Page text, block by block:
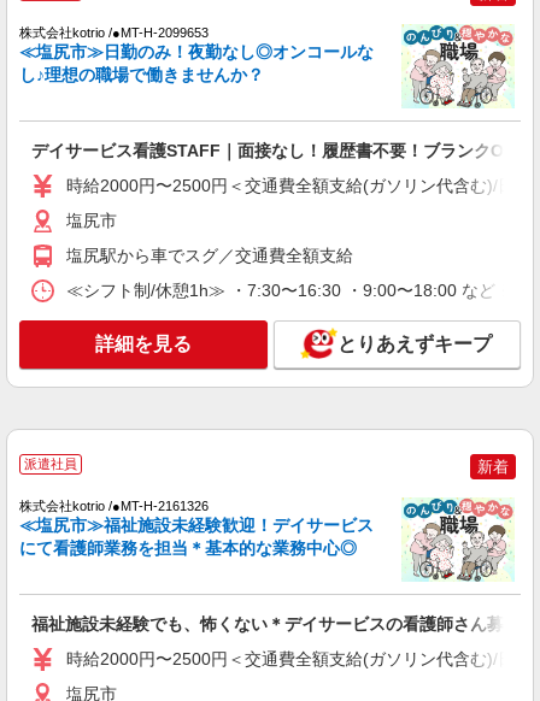
派遣社員
株式会社kotrio /●MT-H-2158755
NEW
塩尻市★医療行為なしの看護助手★シーツ交
時給1500円〜2125円 ＜日払い有/週払い有/交
通費全支給(ガソリン代含む)＞
塩尻市
キープ
派遣社員
株式会社kotrio /●MT-H-2086577
NEW
高収入を目指したい方必見！未経験でも日収
1.1万〜可！看護助手
通費全支給(ガソリン代含む)＞
キープ 詳細を見る
NEW
塩尻市＊看護助手＊日払いOK！推し活の軍
資金も即ゲット◎
時給1500円〜2125円 ＜日払い有/週払い有/交
株式会社kotrio /●MT-H-2099653
≪塩尻市≫日勤のみ！夜勤なし◎オンコールな
し♪理想の職場で働きませんか？
デイサービス看護STAFF｜面接なし！履歴書不要！ブランクOK◎
時給2000円〜2500円＜交通費全額支給(ガソリン代含む)/日払
塩尻市
塩尻駅から車でスグ／交通費全額支給
≪シフト制/休憩1h≫ ・7:30〜16:30 ・9:00〜18:00 など ※残
詳細を見る とりあえずキープ
派遣社員 新着
株式会社kotrio /●MT-H-2161326
≪塩尻市≫福祉施設未経験歓迎！デイサービス
にて看護師業務を担当＊基本的な業務中心◎
福祉施設未経験でも、怖くない＊デイサービスの看護師さん募集◎
時給2000円〜2500円＜交通費全額支給(ガソリン代含む)/日払
塩尻市